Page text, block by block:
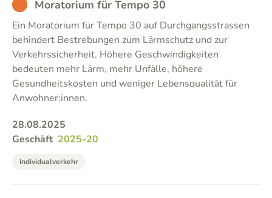
BAD Moratorium für Tempo 30
Ein Moratorium für Tempo 30 auf Durchgangsstrassen
behindert Bestrebungen zum Lärmschutz und zur
Verkehrssicherheit. Höhere Geschwindigkeiten
bedeuten mehr Lärm, mehr Unfälle, höhere
Gesundheitskosten und weniger Lebensqualität für
Anwohner:innen.
28.08.2025
Geschäft 2025-20
Individualverkehr